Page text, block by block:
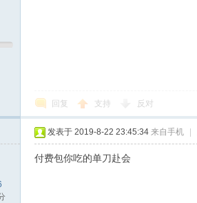
回复 支持 反对
发表于 2019-8-22 23:45:34 来自手机
付费包你吃的单刀赴会